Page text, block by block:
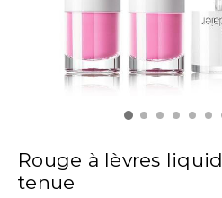
Rouge à lèvres
tenue